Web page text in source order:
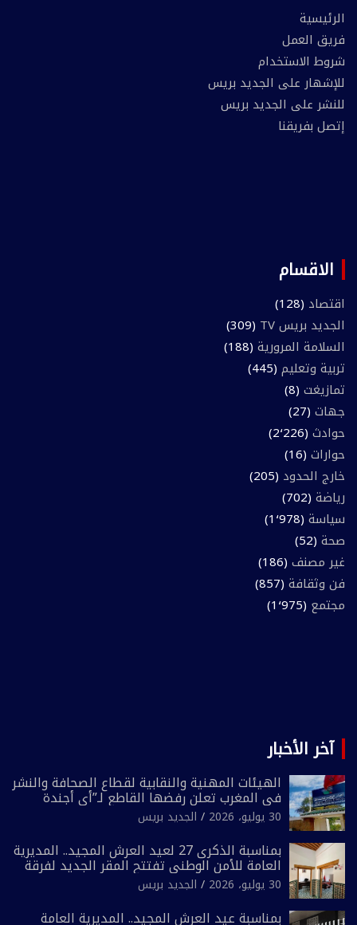
الرئيسية
فريق العمل
شروط الاستخدام
للإشهار على الجديد بريس
للنشر على الجديد بريس
إتصل بفريقنا
الاقسام
اقتصاد (128)
الجديد بريس TV
(309)
السلامة المرورية (188)
تربية وتعليم (445)
تمازيغت (8)
جهات (27)
حوادث (2٬226)
حوارات (16)
خارج الحدود (205)
رياضة (702)
سياسة (1٬978)
صحة (52)
غير مصنف (186)
فن وثقافة (857)
مجتمع (1٬975)
آخر الأخبار
الهيئات المهنية والنقابية لقطاع الصحافة والنشر
في المغرب تعلن رفضها القاطع لـ”أي أجندة
انتخابية مُعدة على مقاس سياسي ومصلحي
ضيق”
30 يوليو، 2026 الجديد بريس
بمناسبة الذكرى 27 لعيد العرش المجيد.. المديرية
العامة للأمن الوطني تفتتح المقر الجديد لفرقة
الشرطة السياحية بفاس
30 يوليو، 2026 الجديد بريس
بمناسبة عيد العرش المجيد.. المديرية العامة